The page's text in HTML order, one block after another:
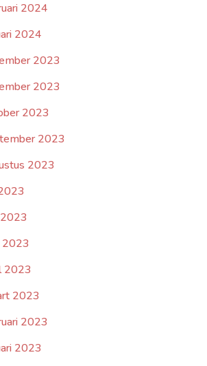
2024
2024
2023
2023
2023
2023
2023
2023
2023
2023
2023
2023